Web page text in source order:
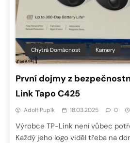
Chytrá Domácnost Kamery
První dojmy z
Link Tapo C425
Adolf Pupík 18.03.2025 0
Výrobce TP-Link není vůbec
Každý jeho logo viděl třeba na